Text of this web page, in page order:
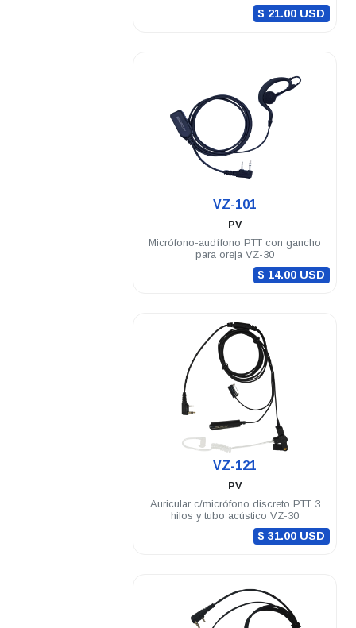
$ 21.00 USD
VZ-101
PV
Micrófono-audífono PTT con gancho
para oreja VZ-30
$ 14.00 USD
VZ-121
PV
Auricular c/micrófono discreto PTT 3
hilos y tubo acústico VZ-30
$ 31.00 USD